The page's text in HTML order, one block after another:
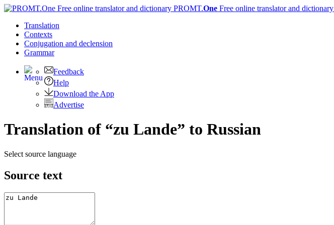
PROMT.One Free online translator and dictionary
Translation
Contexts
Conjugation and declension
Grammar
Feedback
Help
Download the App
Advertise
Translation of “zu Lande” to Russian
Select source language
Source text